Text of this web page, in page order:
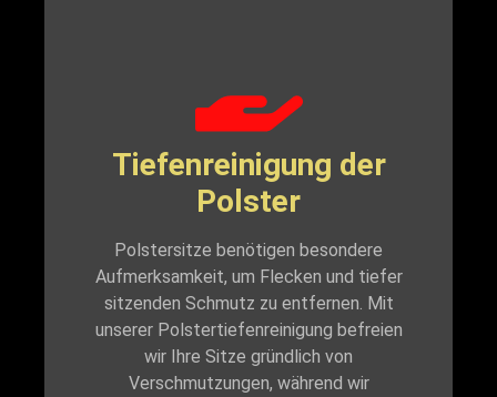
Tiefenreinigung der
Polster
Polstersitze benötigen besondere
Aufmerksamkeit, um Flecken und tiefer
sitzenden Schmutz zu entfernen. Mit
unserer Polstertiefenreinigung befreien
wir Ihre Sitze gründlich von
Verschmutzungen, während wir